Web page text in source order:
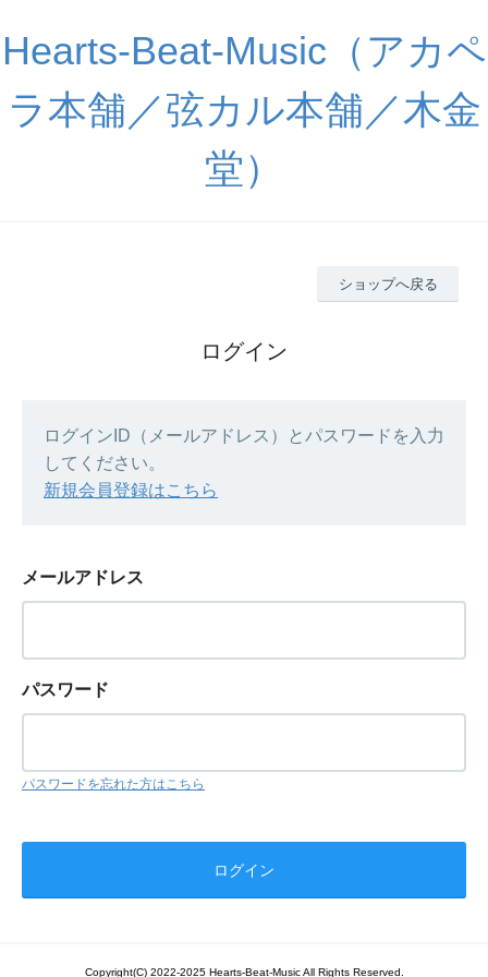
Hearts-Beat-Music（アカペ
ラ本舗／弦カル本舗／木金
堂）
ショップへ戻る
ログイン
ログインID（メールアドレス）とパスワードを入力
してください。
新規会員登録はこちら
メールアドレス
パスワード
パスワードを忘れた方はこちら
Copyright(C) 2022-2025 Hearts-Beat-Music All Rights Reserved.